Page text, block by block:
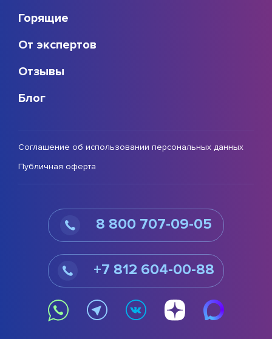
Горящие
От экспертов
Отзывы
Блог
Соглашение об использовании персональных данных
Публичная оферта
8 800 707-09-05
+7 812 604-00-88